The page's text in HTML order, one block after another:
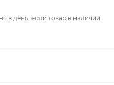
в день, если товар в наличии.